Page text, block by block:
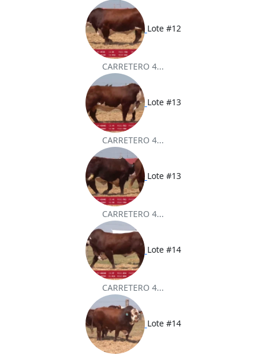
Lote #12
CARRETERO 4...
Lote #13
CARRETERO 4...
Lote #13
CARRETERO 4...
Lote #14
CARRETERO 4...
Lote #14